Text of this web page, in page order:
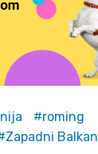
roming
Zapadni Balkan